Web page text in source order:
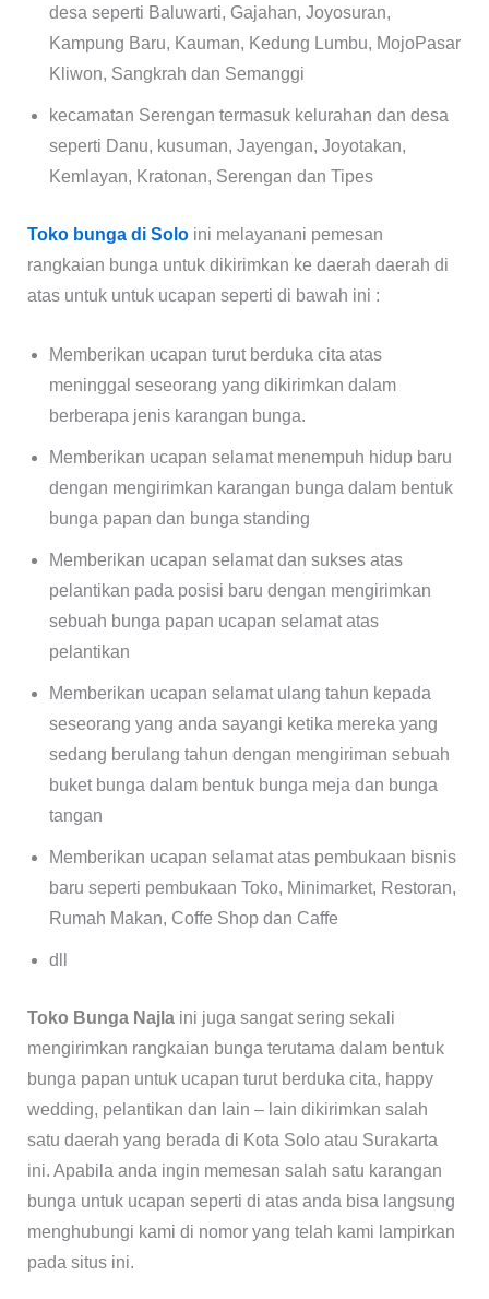
desa seperti Baluwarti, Gajahan, Joyosuran,
Kampung Baru, Kauman, Kedung Lumbu, MojoPasar
Kliwon, Sangkrah dan Semanggi
kecamatan Serengan termasuk kelurahan dan desa
seperti Danu, kusuman, Jayengan, Joyotakan,
Kemlayan, Kratonan, Serengan dan Tipes
Toko bunga di Solo ini melayanani pemesan
rangkaian bunga untuk dikirimkan ke daerah daerah di
atas untuk untuk ucapan seperti di bawah ini :
Memberikan ucapan turut berduka cita atas
meninggal seseorang yang dikirimkan dalam
berberapa jenis karangan bunga.
Memberikan ucapan selamat menempuh hidup baru
dengan mengirimkan karangan bunga dalam bentuk
bunga papan dan bunga standing
Memberikan ucapan selamat dan sukses atas
pelantikan pada posisi baru dengan mengirimkan
sebuah bunga papan ucapan selamat atas
pelantikan
Memberikan ucapan selamat ulang tahun kepada
seseorang yang anda sayangi ketika mereka yang
sedang berulang tahun dengan mengiriman sebuah
buket bunga dalam bentuk bunga meja dan bunga
tangan
Memberikan ucapan selamat atas pembukaan bisnis
baru seperti pembukaan Toko, Minimarket, Restoran,
Rumah Makan, Coffe Shop dan Caffe
dll
Toko Bunga Najla ini juga sangat sering sekali
mengirimkan rangkaian bunga terutama dalam bentuk
bunga papan untuk ucapan turut berduka cita, happy
wedding, pelantikan dan lain – lain dikirimkan salah
satu daerah yang berada di Kota Solo atau Surakarta
ini. Apabila anda ingin memesan salah satu karangan
bunga untuk ucapan seperti di atas anda bisa langsung
menghubungi kami di nomor yang telah kami lampirkan
pada situs ini.